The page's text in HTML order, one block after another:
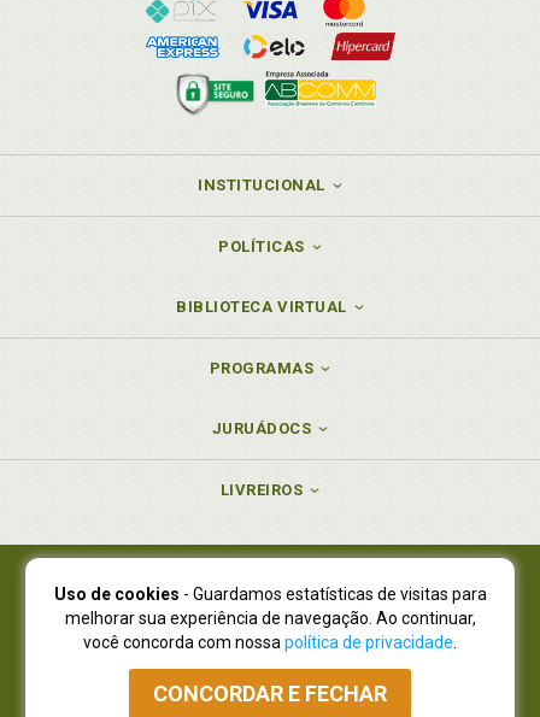
INSTITUCIONAL
POLÍTICAS
BIBLIOTECA VIRTUAL
PROGRAMAS
JURUÁDOCS
LIVREIROS
Juruá Editora Ltda., CNPJ 77.535.508/0001-19
Juruá Informática Ltda., CNPJ 01.701.561/0001-80
NOVO ENDEREÇO:R. Flávio Dallegrave, 7665, São Lourenço |
Curitiba - Paraná - CEP 82210-310
Atendimento: (41) 4009-3900|Vendas Atacado: (41) 4009-3939
Uso de cookies - Guardamos estatísticas de visitas para
melhorar sua experiência de navegação. Ao continuar,
você concorda com nossa política de privacidade
CONCORDAR E FECHAR